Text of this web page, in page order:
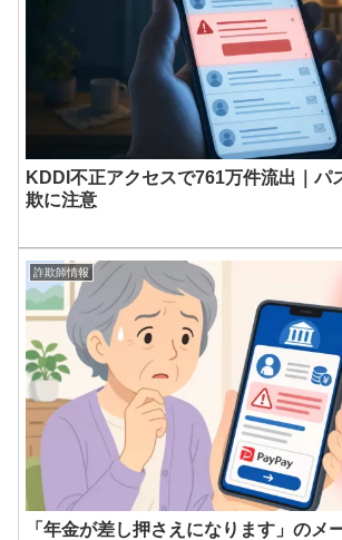
KDDI不正アクセスで761万件流出｜パ
欺に注意
詐欺師情報
「年金が差し押さえになります」のメ